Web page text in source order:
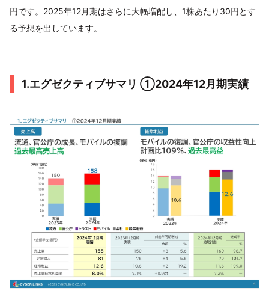
円です。2025年12月期はさらに大幅増配し、1株あたり30円とす
る予想を出しています。
1.エグゼクティブサマリ ①2024年12月期実績